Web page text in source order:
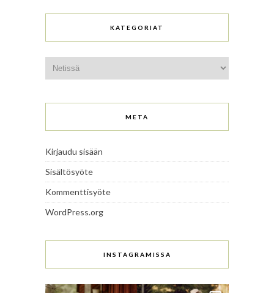
KATEGORIAT
META
Kirjaudu sisään
Sisältösyöte
Kommenttisyöte
WordPress.org
INSTAGRAMISSA